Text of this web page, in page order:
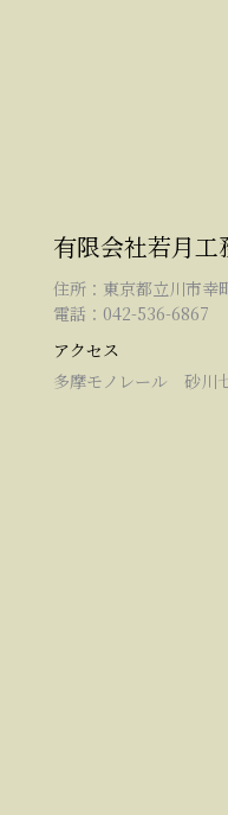
有限会社若月工
住所：東京都立川市幸
電話：042-536-6867
アクセス
多摩モノレール 砂川